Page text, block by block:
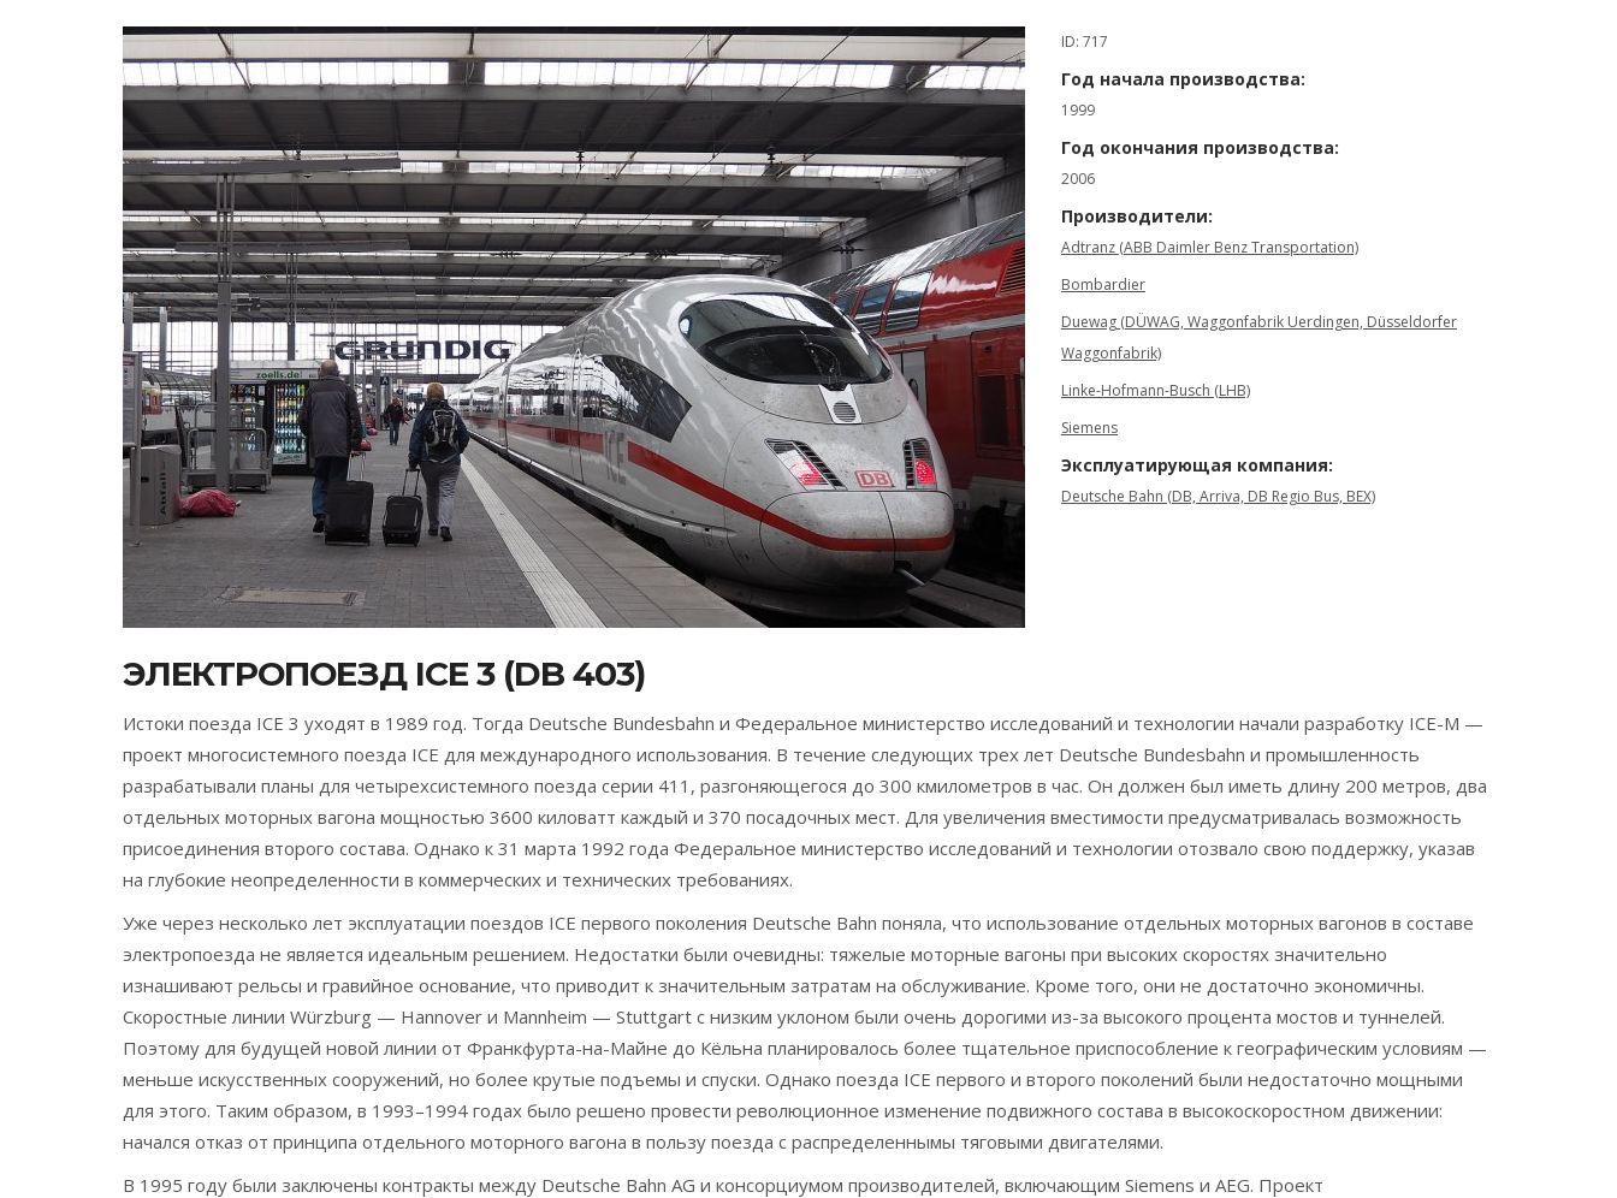
ID: 717
Год начала производства:
1999
Год окончания производства:
2006
Производители:
Adtranz (ABB Daimler Benz Transportation)
Bombardier
Duewag (DÜWAG, Waggonfabrik Uerdingen, Düsseldorfer
Waggonfabrik)
Linke-Hofmann-Busch (LHB)
Siemens
Эксплуатирующая компания:
Deutsche Bahn (DB, Arriva, DB Regio Bus, BEX)
ЭЛЕКТРОПОЕЗД ICE 3 (DB 403)
Истоки поезда ICE 3 уходят в 1989 год. Тогда Deutsche Bundesbahn и Федеральное министерство исследований и технологии начали разработку ICE-M —
проект многосистемного поезда ICE для международного использования. В течение следующих трех лет Deutsche Bundesbahn и промышленность
разрабатывали планы для четырехсистемного поезда серии 411, разгоняющегося до 300 кмилометров в час. Он должен был иметь длину 200 метров, два
отдельных моторных вагона мощностью 3600 киловатт каждый и 370 посадочных мест. Для увеличения вместимости предусматривалась возможность
присоединения второго состава. Однако к 31 марта 1992 года Федеральное министерство исследований и технологии отозвало свою поддержку, указав
на глубокие неопределенности в коммерческих и технических требованиях.
Уже через несколько лет эксплуатации поездов ICE первого поколения Deutsche Bahn поняла, что использование отдельных моторных вагонов в составе
электропоезда не является идеальным решением. Недостатки были очевидны: тяжелые моторные вагоны при высоких скоростях значительно
изнашивают рельсы и гравийное основание, что приводит к значительным затратам на обслуживание. Кроме того, они не достаточно экономичны.
Скоростные линии Würzburg — Hannover и Mannheim — Stuttgart с низким уклоном были очень дорогими из-за высокого процента мостов и туннелей.
Поэтому для будущей новой линии от Франкфурта-на-Майне до Кёльна планировалось более тщательное приспособление к географическим условиям —
меньше искусственных сооружений, но более крутые подъемы и спуски. Однако поезда ICE первого и второго поколений были недостаточно мощными
для этого. Таким образом, в 1993–1994 годах было решено провести революционное изменение подвижного состава в высокоскоростном движении:
начался отказ от принципа отдельного моторного вагона в пользу поезда с распределеннымы тяговыми двигателями.
В 1995 году были заключены контракты между Deutsche Bahn AG и консорциумом производителей, включающим Siemens и AEG. Проект